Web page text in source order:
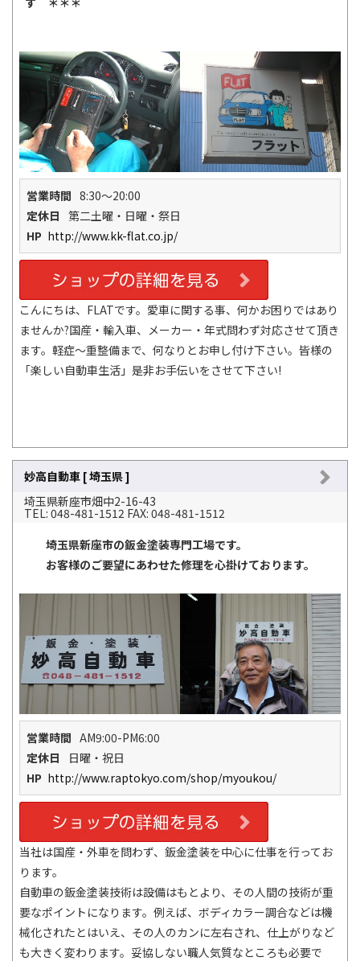
こんにちは、FLATです。愛車に関する事、何かお困りではあり
ませんか?国産・輸入車、メーカー・年式問わず対応させて頂き
ます。軽症～重整備まで、何なりとお申し付け下さい。皆様の
「楽しい自動車生活」是非お手伝いをさせて下さい!
営業時間 8:30～20:00
定休日 第二土曜・日曜・祭日
HP http://www.kk-flat.co.jp/
妙高自動車 [ 埼玉県 ]
埼玉県新座市畑中2-16-43
TEL: 048-481-1512 FAX: 048-481-1512
埼玉県新座市の鈑金塗装専門工場です。
お客様のご要望にあわせた修理を心掛けております。
当社は国産・外車を問わず、鈑金塗装を中心に仕事を行ってお
ります。
自動車の鈑金塗装技術は設備はもとより、その人間の技術が重
要なポイントになります。例えば、ボディカラー調合などは機
械化されたとはいえ、その人のカンに左右され、仕上がりなど
も大きく変わります。妥協しない職人気質なところも必要で
営業時間 AM9:00-PM6:00
定休日
日曜・祝日
HP http://www.raptokyo.com/shop/myoukou/